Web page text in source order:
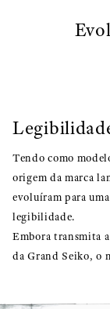
Tendo como
origem da marca
evoluíram para
legibilidade.
Embora transmita
da Grand Seiko, o